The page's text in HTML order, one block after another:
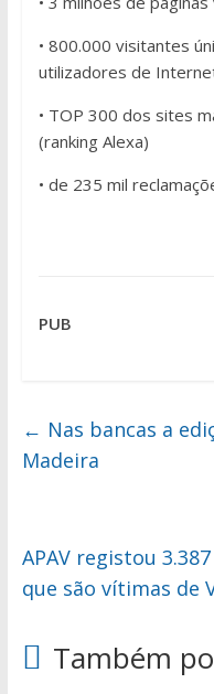
• 800.000 visitantes
utilizadores de
• TOP 300 dos sites
(ranking Alexa)
• de 235 mil
PUB
← Nas bancas a
Madeira
APAV registou
que são vítimas de
Também